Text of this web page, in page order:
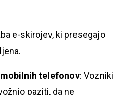
e-skirojev, ki presegajo
telefonov: Vozniki
paziti, da ne